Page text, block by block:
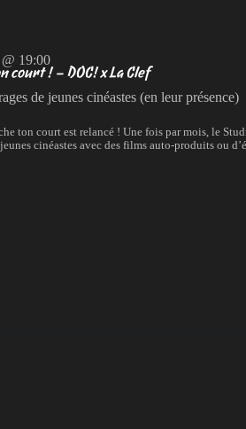
19:00
court ! – DOC! x La Clef
de jeunes cinéastes (en leur présence)
ton court est relancé ! Une fois par mois, le
cinéastes avec des films auto-produits ou